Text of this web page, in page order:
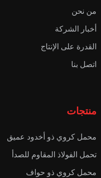
من نحن
أخبار الشركة
القدرة على الإنتاج
اتصل بنا
منتجات
محمل كروي ذو أخدود عميق
تحمل الفولاذ المقاوم للصدأ
محمل كروي ذو حواف